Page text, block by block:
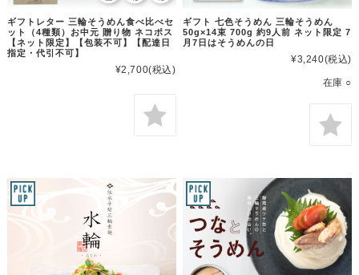
ギフトレター 三輪そうめん食べ比べセ
ット（4種類）お中元 贈り物 ネコポス
【ネット限定】【包装不可】【配達日
指定・代引不可】
¥2,700(税込)
ギフト 七色そうめん 三輪そうめん
50g×14束 700g 約9人前 ネット限定 7
月7日はそうめんの日
¥3,240(税込)
在庫 ○